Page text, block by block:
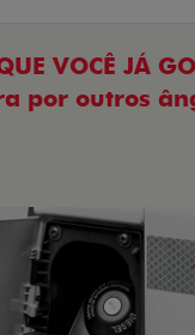
VOCÊ JÁ
por outros